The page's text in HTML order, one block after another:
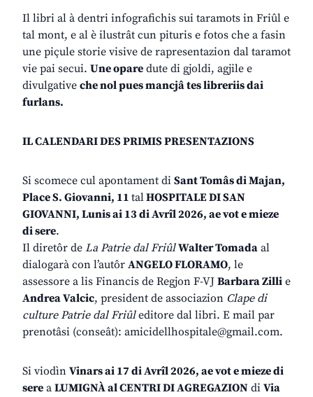
Il libri al à dentri infografichis sui taramots in Friûl e
tal mont, e al è ilustrât cun pituris e fotos che a fasin
une piçule storie visive de rapresentazion dal taramot
vie pai secui. Une opare dute di gjoldi, agjile e
divulgative che nol pues mancjâ tes libreriis dai
furlans.
IL CALENDARI DES PRIMIS PRESENTAZIONS
Si scomece cul apontament di Sant Tomâs di Majan,
Place S. Giovanni, 11 talHOSPITALE DI SAN
GIOVANNI, Lunis ai 13 di Avrîl 2026, ae vot e mieze
di sere.
Il diretôr de La Patrie dal FriûlWalter Tomada al
dialogarà con l’autôr ANGELO FLORAMO, le
assessore a lis Financis de Regjon F-VJ Barbara Zilli e
Andrea Valcic, president de associazion Clape di
culture Patrie dal Friûleditore dal libri. E mail par
prenotâsi (conseât): amicidellhospitale@gmail.com.
Si viodìn Vinars ai 17 di Avrîl 2026, ae vot e mieze di
sere a LUMIGNÀ al CENTRI DI AGREGAZION di Via